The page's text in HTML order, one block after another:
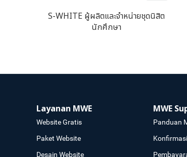
S-WHITE ผู้ผลิตและจำหน่ายชุดนิสิต
นักศึกษา
Layanan MWE
Website Gratis
Paket Website
Desain Website
MWE
Panduan